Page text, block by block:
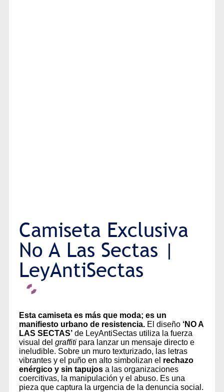
Camiseta Exclusiva
No A Las Sectas |
LeyAntiSectas
Esta camiseta es más que moda; es un
manifiesto urbano de resistencia. El diseño ‘NO A
LAS SECTAS’ de LeyAntiSectas utiliza la fuerza
visual del graffiti para lanzar un mensaje directo e
ineludible. Sobre un muro texturizado, las letras
vibrantes y el puño en alto simbolizan el rechazo
enérgico y sin tapujos a las organizaciones
coercitivas, la manipulación y el abuso. Es una
pieza que captura la urgencia de la denuncia social.